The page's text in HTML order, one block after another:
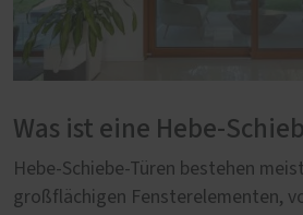
Was ist eine Hebe-
Hebe-Schiebe-Türen bestehen
großflächigen Fensterelementen,